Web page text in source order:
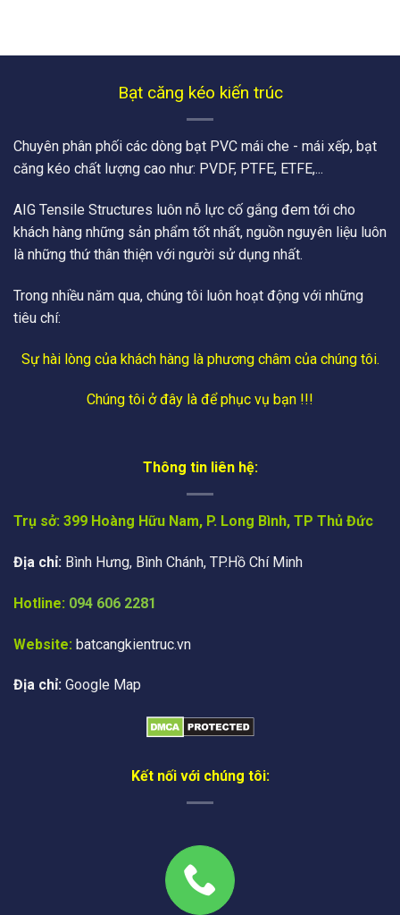
Bạt căng kéo kiến trúc
Chuyên phân phối các dòng bạt PVC mái che - mái xếp, bạt
căng kéo chất lượng cao như: PVDF, PTFE, ETFE,...
AIG Tensile Structures luôn nỗ lực cố gắng đem tới cho
khách hàng những sản phẩm tốt nhất, nguồn nguyên liệu luôn
là những thứ thân thiện với người sử dụng nhất.
Trong nhiều năm qua, chúng tôi luôn hoạt động với những
tiêu chí:
Sự hài lòng của khách hàng là phương châm của chúng tôi.
Chúng tôi ở đây là để phục vụ bạn !!!
Thông tin liên hệ:
Trụ sở: 399 Hoàng Hữu Nam, P. Long Bình, TP Thủ Đức
Địa chỉ: Bình Hưng, Bình Chánh, TP.Hồ Chí Minh
Hotline: 094 606 2281
Website: batcangkientruc.vn
Địa chỉ: Google Map
Kết nối với chúng tôi: